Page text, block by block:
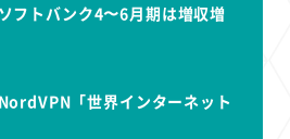
フトバンク4〜6月期は増収増
「世界インターネット